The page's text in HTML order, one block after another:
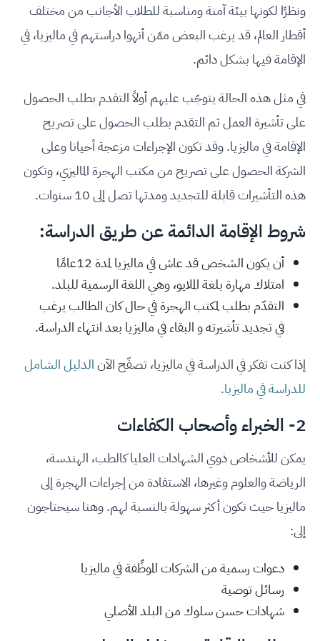
ونظرًا لكونها بيئة آمنة ومناسبة للطلاب الأجانب من مختلف
أقطار العالم، قد يرغب البعض ممّن أنهوا دراستهم في ماليزيا، في
الإقامة فيها بشكل دائم.
في مثل هذه الحالة يتوجّب عليهم أولاً التقدم بطلب الحصول
على تأشيرة العمل ثم التقدم بطلب الحصول على تصريح
الإقامة في ماليزيا. وقد تكون الإجراءات مزعجة أحيانا وعلى
الشركة الحصول على تصريح من مكتب الهجرة الماليزي، وتكون
هذه التأشيرات قابلة للتجديد ومدتها تصل إلى10سنوات.
شروط الإقامة الدائمة عن طريق الدراسة:
أن يكون الشخص قد عاش في ماليزيا لمدة12عامًا
امتلاك مهارة بلغة الملايو، وهي اللغة الرسمية للبلد.
التقدّم بطلب لمكتب الهجرة في حال كان الطالب يرغب
في تجديد تأشيرته و البقاء في ماليزيا بعد انتهاء الدراسة.
إذا كنت تفكر في الدراسة في ماليزيا، تصفّح الآنالدليل الشامل
للدراسة في ماليزيا.
2- الخبراء وأصحاب الكفاءات
يمكن للأشخاص ذوي الشهادات العليا كالطب، الهندسة،
الرياضة والعلوم وغيرها، الاستفادة من إجراءات الهجرة إلى
ماليزيا حيث تكون أكثر سهولة بالنسبة لهم. وهنا سيحتاجون
إلى:
دعوات رسمية من الشركات الموظِّفة في ماليزيا
رسائل توصية
شهادات حسن سلوك من البلد الأصلي